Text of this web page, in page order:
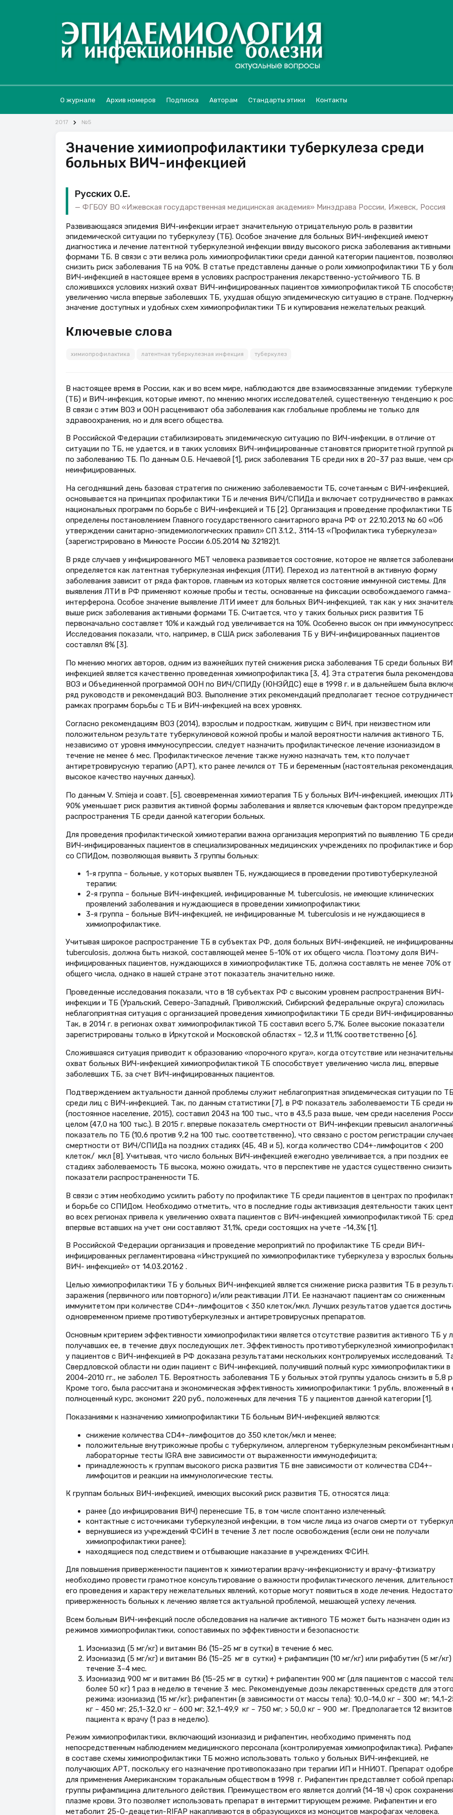
О журнале Архив номеров Подписка Авторам Стандарты этики Контакты
2017 №5
Значение химиопрофилактики туберкулеза среди
больных ВИЧ-инфекцией
Русских О.Е.
ФГБОУ ВО «Ижевская государственная медицинская академия» Минздрава России, Ижевск, Россия
Развивающаяся эпидемия ВИЧ-инфекции играет значительную отрицательную роль в развитии
эпидемической ситуации по туберкулезу (ТБ). Особое значение для больных ВИЧ-инфекцией имеют
диагностика и лечение латентной туберкулезной инфекции ввиду высокого риска заболевания активными
формами ТБ. В связи с эти велика роль химиопрофилактики среди данной категории пациентов,
снизить риск заболевания ТБ на 90%. В статье представлены данные о роли химиопрофилактики ТБ у
ВИЧ-инфекцией в настоящее время в условиях распространения лекарственно-устойчивого ТБ. В
сложившихся условиях низкий охват ВИЧ-инфицированных пациентов химиопрофилактикой ТБ
увеличению числа впервые заболевших ТБ, ухудшая общую эпидемическую ситуацию в стране.
значение доступных и удобных схем химиопрофилактики ТБ и купирования нежелательых реакций.
Ключевые слова
химиопрофилактика латентная туберкулезная инфекция туберкулез
В настоящее время в России, как и во всем мире, наблюдаются две взаимосвязанные эпидемии:
(ТБ) и ВИЧ-инфекция, которые имеют, по мнению многих исследователей, существенную тенденцию к
В связи с этим ВОЗ и ООН расценивают оба заболевания как глобальные проблемы не только для
здравоохранения, но и для всего общества.
В Российской Федерации стабилизировать эпидемическую ситуацию по ВИЧ-инфекции, в отличие от
ситуации по ТБ, не удается, и в таких условиях ВИЧ-инфицированные становятся приоритетной группой
по заболеванию ТБ. По данным О.Б. Нечаевой [1], риск заболевания ТБ среди них в 20–37 раз выше, чем
неинфицированных.
На сегодняшний день базовая стратегия по снижению заболеваемости ТБ, сочетанным с ВИЧ-инфекцией,
основывается на принципах профилактики ТБ и лечения ВИЧ/СПИДа и включает сотрудничество в рамках
национальных программ по борьбе с ВИЧ-инфекцией и ТБ [2]. Организация и проведение профилактики ТБ
определены постановлением Главного государственного санитарного врача РФ от 22.10.2013 № 60 «Об
утверждении санитарно-эпидемиологических правил» СП 3.1.2., 3114-13 «Профилактика туберкулеза»
(зарегистрировано в Минюсте России 6.05.2014 № 32182)1.
В ряде случаев у инфицированного МБТ человека развивается состояние, которое не является
определяется как латентная туберкулезная инфекция (ЛТИ). Переход из латентной в активную форму
заболевания зависит от ряда факторов, главным из которых является состояние иммунной системы. Для
выявления ЛТИ в РФ применяют кожные пробы и тесты, основанные на фиксации освобождаемого гамма-
интерферона. Особое значение выявление ЛТИ имеет для больных ВИЧ-инфекцией, так как у них
выше риск заболевания активными формами ТБ. Считается, что у таких больных риск развития ТБ
первоначально составляет 10% и каждый год увеличивается на 10%. Особенно высок он при
Исследования показали, что, например, в США риск заболевания ТБ у ВИЧ-инфицированных пациентов
составлял 8% [3].
По мнению многих авторов, одним из важнейших путей снижения риска заболевания ТБ среди больных
инфекцией является качественно проведенная химиопрофилактика [3, 4]. Эта стратегия была
ВОЗ и Объединенной программой ООН по ВИЧ/СПИДу (ЮНЭЙДС) еще в 1998 г. и в дальнейшем была
ряд руководств и рекомендаций ВОЗ. Выполнение этих рекомендаций предполагает тесное
рамках программ борьбы с ТБ и ВИЧ-инфекцией на всех уровнях.
Согласно рекомендациям ВОЗ (2014), взрослым и подросткам, живущим с ВИЧ, при неизвестном или
положительном результате туберкулиновой кожной пробы и малой вероятности наличия активного ТБ,
независимо от уровня иммуносупрессии, следует назначить профилактическое лечение изониазидом в
течение не менее 6 мес. Профилактическое лечение также нужно назначать тем, кто получает
антиретровирусную терапию (АРТ), кто ранее лечился от ТБ и беременным (настоятельная рекомендация,
высокое качество научных данных).
По данным V. Smieja и соавт. [5], своевременная химиотерапия ТБ у больных ВИЧ-инфекцией, имеющих
90% уменьшает риск развития активной формы заболевания и является ключевым фактором
распространения ТБ среди данной категории больных.
Для проведения профилактической химиотерапии важна организация мероприятий по выявлению ТБ среди
ВИЧ-инфицированных пациентов в специализированных медицинских учреждениях по профилактике и
со СПИДом, позволяющая выявить 3 группы больных:
1-я группа – больные, у которых выявлен ТБ, нуждающиеся в проведении противотуберкулезной
терапии;
2-я группа – больные ВИЧ-инфекцией, инфицированные М. tuberculosis, не имеющие клинических
проявлений заболевания и нуждающиеся в проведении химиопрофилактики;
3-я группа – больные ВИЧ-инфекцией, не инфицированные М. tuberculosis и не нуждающиеся в
химиопрофилактике.
Учитывая широкое распространение ТБ в субъектах РФ, доля больных ВИЧ-инфекцией, не
tuberculosis, должна быть низкой, составляющей менее 5–10% от их общего числа. Поэтому доля ВИЧ-
инфицированных пациентов, нуждающихся в химиопрофилактике ТБ, должна составлять не менее 70% от
общего числа, однако в нашей стране этот показатель значительно ниже.
Проведенные исследования показали, что в 18 субъектах РФ с высоким уровнем распространения ВИЧ-
инфекции и ТБ (Уральский, Северо-Западный, Приволжский, Сибирский федеральные округа) сложилась
неблагоприятная ситуация с организацией проведения химиопрофилактики ТБ среди ВИЧ-
Так, в 2014 г. в регионах охват химиопрофилактикой ТБ составил всего 5,7%. Более высокие показатели
зарегистрированы только в Иркутской и Московской областях – 12,3 и 11,1% соответственно [6].
Сложившаяся ситуация приводит к образованию «порочного круга», когда отсутствие или
охват больных ВИЧ-инфекцией химиопрофилактикой ТБ способствует увеличению числа лиц, впервые
заболевших ТБ, за счет ВИЧ-инфицированных пациентов.
Подтверждением актуальности данной проблемы служит неблагоприятная эпидемическая ситуации по ТБ
среди лиц с ВИЧ-инфекцией. Так, по данным статистики [7], в РФ показатель заболеваемости ТБ среди
(постоянное население, 2015), составил 2043 на 100 тыс., что в 43,5 раза выше, чем среди населения
целом (47,0 на 100 тыс.). В 2015 г. впервые показатель смертности от ВИЧ-инфекции превысил
показатель по ТБ (10,6 против 9,2 на 100 тыс. соответственно), что связано с ростом регистрации
смертности от ВИЧ/СПИДа на поздних стадиях (4Б, 4В и 5), когда количество СD4+-лимфоцитов < 200
клеток/ мкл [8]. Учитывая, что число больных ВИЧ-инфекцией ежегодно увеличивается, а при поздних ее
стадиях заболеваемость ТБ высока, можно ожидать, что в перспективе не удастся существенно снизить
показатели распространенности ТБ.
В связи с этим необходимо усилить работу по профилактике ТБ среди пациентов в центрах по
и борьбе со СПИДом. Необходимо отметить, что в последние годы активизация деятельности таких
во всех регионах привела к увеличению охвата пациентов с ВИЧ-инфекцией химиопрофилактикой ТБ:
впервые вставших на учет они составляют 31,1%, среди состоящих на учете –14,3% [1].
В Российской Федерации организация и проведение мероприятий по профилактике ТБ среди ВИЧ-
инфицированных регламентирована «Инструкцией по химиопрофилактике туберкулеза у взрослых
ВИЧ- инфекцией» от 14.03.20162 .
Целью химиопрофилактики ТБ у больных ВИЧ-инфекцией является снижение риска развития ТБ в
заражения (первичного или повторного) и/или реактивации ЛТИ. Ее назначают пациентам со сниженным
иммунитетом при количестве СD4+-лимфоцитов < 350 клеток/мкл. Лучших результатов удается достичь
одновременном приеме противотуберкулезных и антиретровирусных препаратов.
Основным критерием эффективности химиопрофилактики является отсутствие развития активного ТБ у
получавших ее, в течение двух последующих лет. Эффективность противотуберкулезной
у пациентов с ВИЧ-инфекцией в РФ доказана результатами нескольких контролируемых исследований.
Свердловской области ни один пациент с ВИЧ-инфекцией, получивший полный курс химиопрофилактики в
2004–2010 гг., не заболел ТБ. Вероятность заболевания ТБ у больных этой группы удалось снизить в 5,8
Кроме того, была рассчитана и экономическая эффективность химиопрофилактики: 1 рубль, вложенный в
полноценный курс, экономит 220 руб., положенных для лечения ТБ у пациентов данной категории [1].
Показаниями к назначению химиопрофилактики ТБ больным ВИЧ-инфекцией являются:
снижение количества СD4+-лимфоцитов до 350 клеток/мкл и менее;
положительные внутрикожные пробы с туберкулином, аллергеном туберкулезным рекомбинантным
лабораторные тесты IGRA вне зависимости от выраженности иммунодефицита;
принадлежность к группам высокого риска развития ТБ вне зависимости от количества СD4+-
лимфоцитов и реакции на иммунологические тесты.
К группам больных ВИЧ-инфекцией, имеющих высокий риск развития ТБ, относятся лица:
ранее (до инфицирования ВИЧ) перенесшие ТБ, в том числе спонтанно излеченный;
контактные с источниками туберкулезной инфекции, в том числе лица из очагов смерти от
вернувшиеся из учреждений ФСИН в течение 3 лет после освобождения (если они не получали
химиопрофилактики ранее);
находящиеся под следствием и отбывающие наказание в учреждениях ФСИН.
Для повышения приверженности пациентов к химиотерапии врачу-инфекционисту и врачу-фтизиатру
необходимо провести грамотное консультирование о важности профилактического лечения,
его проведения и характеру нежелательных явлений, которые могут появиться в ходе лечения.
приверженность больных к лечению является актуальной проблемой, мешающей успеху лечения.
Всем больным ВИЧ-инфекций после обследования на наличие активного ТБ может быть назначен один из
режимов химиопрофилактики, сопоставимых по эффективности и безопасности:
Изониазид (5 мг/кг) и витамин В6 (15–25 мг в сутки) в течение 6 мес.
Изониазид (5 мг/кг) и витамин В6 (15–25 мг в сутки) + рифампицин (10 мг/кг) или рифабутин (5 мг/кг)
течение 3–4 мес.
Изониазид 900 мг и витамин В6 (15–25 мг в сутки) + рифапентин 900 мг (для пациентов с массой
более 50 кг) 1 раз в неделю в течение 3 мес. Рекомендуемые дозы лекарственных средств для
режима: изониазид (15 мг/кг); рифапентин (в зависимости от массы тела): 10,0–14,0 кг – 300 мг;
кг – 450 мг; 25,1–32,0 кг – 600 мг; 32,1–49,9 кг – 750 мг; > 50,0 кг – 900 мг. Предполагается 12 визитов
пациента к врачу (1 раз в неделю).
Режим химиопрофилактики, включающий изониазид и рифапентин, необходимо применять под
непосредственным наблюдением медицинского персонала (контролируемая химиопрофилактика).
в составе схемы химиопрофилактики ТБ можно использовать только у больных ВИЧ-инфекцией, не
получающих АРТ, поскольку его назначение противопоказано при терапии ИП и ННИОТ. Препарат
для применения Американским торакальным обществом в 1998 г. Рифапентин представляет собой
группы рифампицина длительного действия. Преимуществом его является долгий (14–18 ч) срок
плазме крови. Это позволяет использовать препарат в интермиттирующем режиме. Рифапентин и его
метаболит 25-O-деацетил-RIFAP накапливаются в образующихся из моноцитов макрофагах человека.